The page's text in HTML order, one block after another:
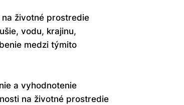
životné prostredie
vodu, krajinu,
medzi týmito
a vyhodnotenie
na životné prostredie